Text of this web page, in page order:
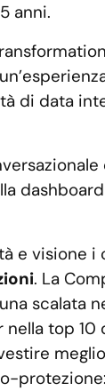
anni.
di data
e
. La
scalata
top